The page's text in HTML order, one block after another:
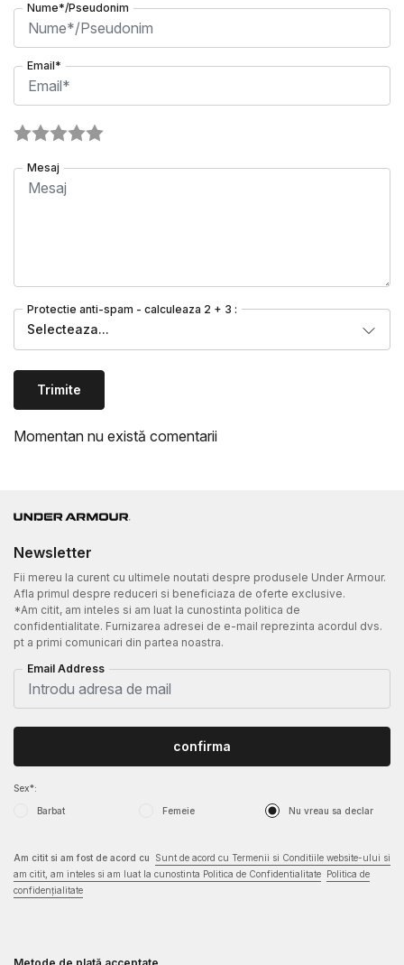
Nume*/Pseudonim
Email*
Mesaj
Protectie anti-spam - calculeaza 2 + 3 :
Selecteaza...
Trimite
Momentan nu există comentarii
Newsletter
Fii mereu la curent cu ultimele noutati despre produsele Under Armour.
Afla primul despre reduceri si beneficiaza de oferte exclusive.
*Am citit, am inteles si am luat la cunostinta politica de
confidentialitate. Furnizarea adresei de e-mail reprezinta acordul dvs.
pt a primi comunicari din partea noastra.
Email Address
Sex*:
Barbat Femeie Nu vreau sa declar
confirma
Am citit si am fost de acord cu
Sunt de acord cu Termenii si Conditiile website-ului si
am citit, am inteles si am luat la cunostinta Politica de Confidentialitate
Politica de
confidențialitate